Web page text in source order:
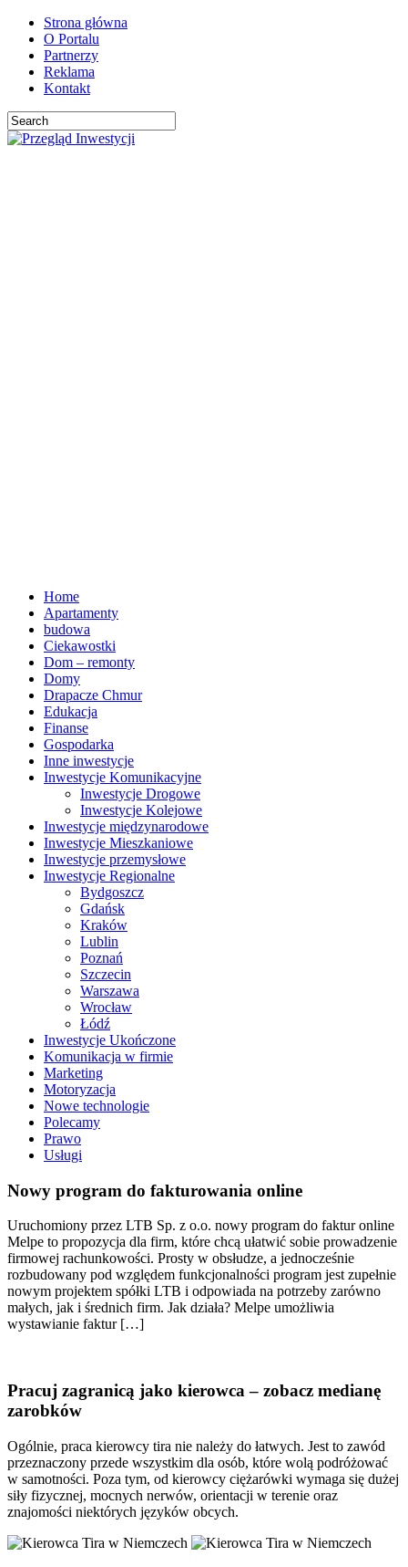
Strona główna
O Portalu
Partnerzy
Reklama
Kontakt
Home
Apartamenty
budowa
Ciekawostki
Dom – remonty
Domy
Drapacze Chmur
Edukacja
Finanse
Gospodarka
Inne inwestycje
Inwestycje Komunikacyjne
Inwestycje Drogowe
Inwestycje Kolejowe
Inwestycje międzynarodowe
Inwestycje Mieszkaniowe
Inwestycje przemysłowe
Inwestycje Regionalne
Bydgoszcz
Gdańsk
Kraków
Lublin
Poznań
Szczecin
Warszawa
Wrocław
Łódź
Inwestycje Ukończone
Komunikacja w firmie
Marketing
Motoryzacja
Nowe technologie
Polecamy
Prawo
Usługi
Nowy program do fakturowania online
Uruchomiony przez LTB Sp. z o.o. nowy program do faktur online
Melpe to propozycja dla firm, które chcą ułatwić sobie prowadzenie
firmowej rachunkowości. Prosty w obsłudze, a jednocześnie
rozbudowany pod względem funkcjonalności program jest zupełnie
nowym projektem spółki LTB i odpowiada na potrzeby zarówno
małych, jak i średnich firm. Jak działa? Melpe umożliwia
wystawianie faktur […]
Pracuj zagranicą jako kierowca – zobacz medianę
zarobków
Ogólnie, praca kierowcy tira nie należy do łatwych. Jest to zawód
przeznaczony przede wszystkim dla osób, które wolą podróżować
w samotności. Poza tym, od kierowcy ciężarówki wymaga się dużej
siły fizycznej, mocnych nerwów, orientacji w terenie oraz
znajomości niektórych języków obcych.